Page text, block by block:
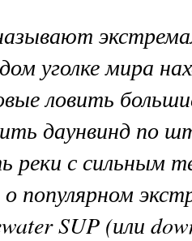
уголке мира
ловить
даунвинд по
реки с сильным
популярном
SUP (или